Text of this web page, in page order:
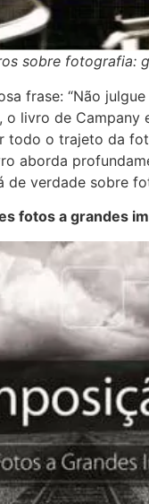
sobre fotografia:
frase: “Não
livro de Campany
todo o trajeto da
aborda
de verdade sobre
fotos a grandes